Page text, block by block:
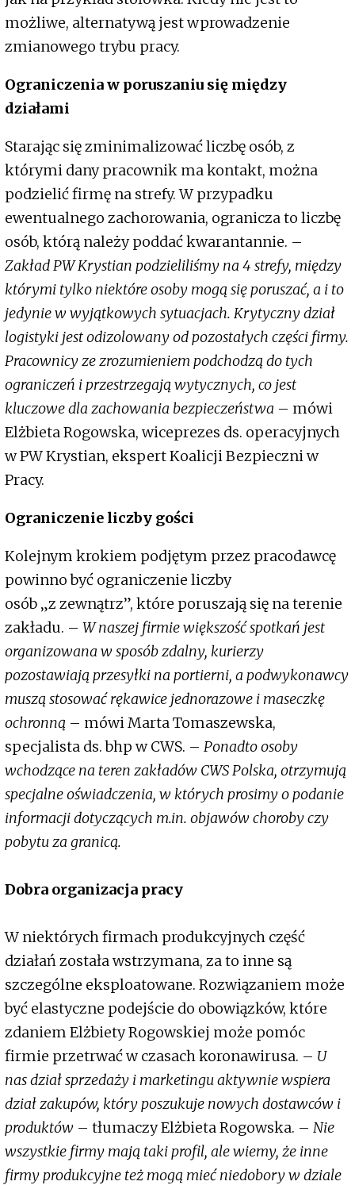
możliwe, alternatywą jest wprowadzenie
zmianowego trybu pracy.
Ograniczenia w poruszaniu się między
działami
Starając się zminimalizować liczbę osób, z
którymi dany pracownik ma kontakt, można
podzielić firmę na strefy. W przypadku
ewentualnego zachorowania, ogranicza to liczbę
osób, którą należy poddać kwarantannie. –
Zakład PW Krystian podzieliliśmy na 4 strefy, między
którymi tylko niektóre osoby mogą się poruszać, a i to
jedynie w wyjątkowych sytuacjach. Krytyczny dział
logistyki jest odizolowany od pozostałych części firmy.
Pracownicy ze zrozumieniem podchodzą do tych
ograniczeń i przestrzegają wytycznych, co jest
kluczowe dla zachowania bezpieczeństwa – mówi
Elżbieta Rogowska, wiceprezes ds. operacyjnych
w PW Krystian, ekspert Koalicji Bezpieczni w
Pracy.
Ograniczenie liczby gości
Kolejnym krokiem podjętym przez pracodawcę
powinno być ograniczenie liczby
osób „z zewnątrz”, które poruszają się na terenie
zakładu. – W naszej firmie większość spotkań jest
organizowana w sposób zdalny, kurierzy
pozostawiają przesyłki na portierni, a podwykonawcy
muszą stosować rękawice jednorazowe i maseczkę
ochronną – mówi Marta Tomaszewska,
specjalista ds. bhp w CWS. – Ponadto osoby
wchodzące na teren zakładów CWS Polska, otrzymują
specjalne oświadczenia, w których prosimy o podanie
informacji dotyczących m.in. objawów choroby czy
pobytu za granicą.
Dobra organizacja pracy
W niektórych firmach produkcyjnych część
działań została wstrzymana, za to inne są
szczególne eksploatowane. Rozwiązaniem może
być elastyczne podejście do obowiązków, które
zdaniem Elżbiety Rogowskiej może pomóc
firmie przetrwać w czasach koronawirusa. – U
nas dział sprzedaży i marketingu aktywnie wspiera
dział zakupów, który poszukuje nowych dostawców i
produktów – tłumaczy Elżbieta Rogowska. – Nie
wszystkie firmy mają taki profil, ale wiemy, że inne
firmy produkcyjne też mogą mieć niedobory w dziale